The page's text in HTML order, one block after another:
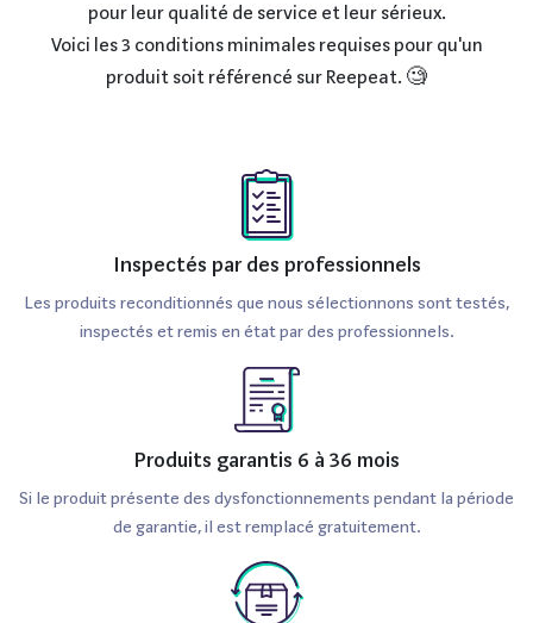
pour leur qualité de service et leur sérieux.
Voici les 3 conditions minimales requises pour qu'un
produit soit référencé sur Reepeat. 🧐
Inspectés par des professionnels
Les produits reconditionnés que nous sélectionnons sont testés,
inspectés et remis en état par des professionnels.
Produits garantis 6 à 36 mois
Si le produit présente des dysfonctionnements pendant la période
de garantie, il est remplacé gratuitement.